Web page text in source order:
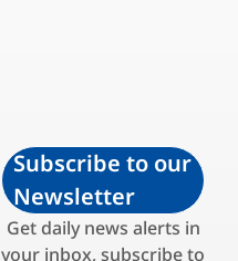
Subscribe to our
Newsletter
Get daily news alerts in
your inbox, subscribe to